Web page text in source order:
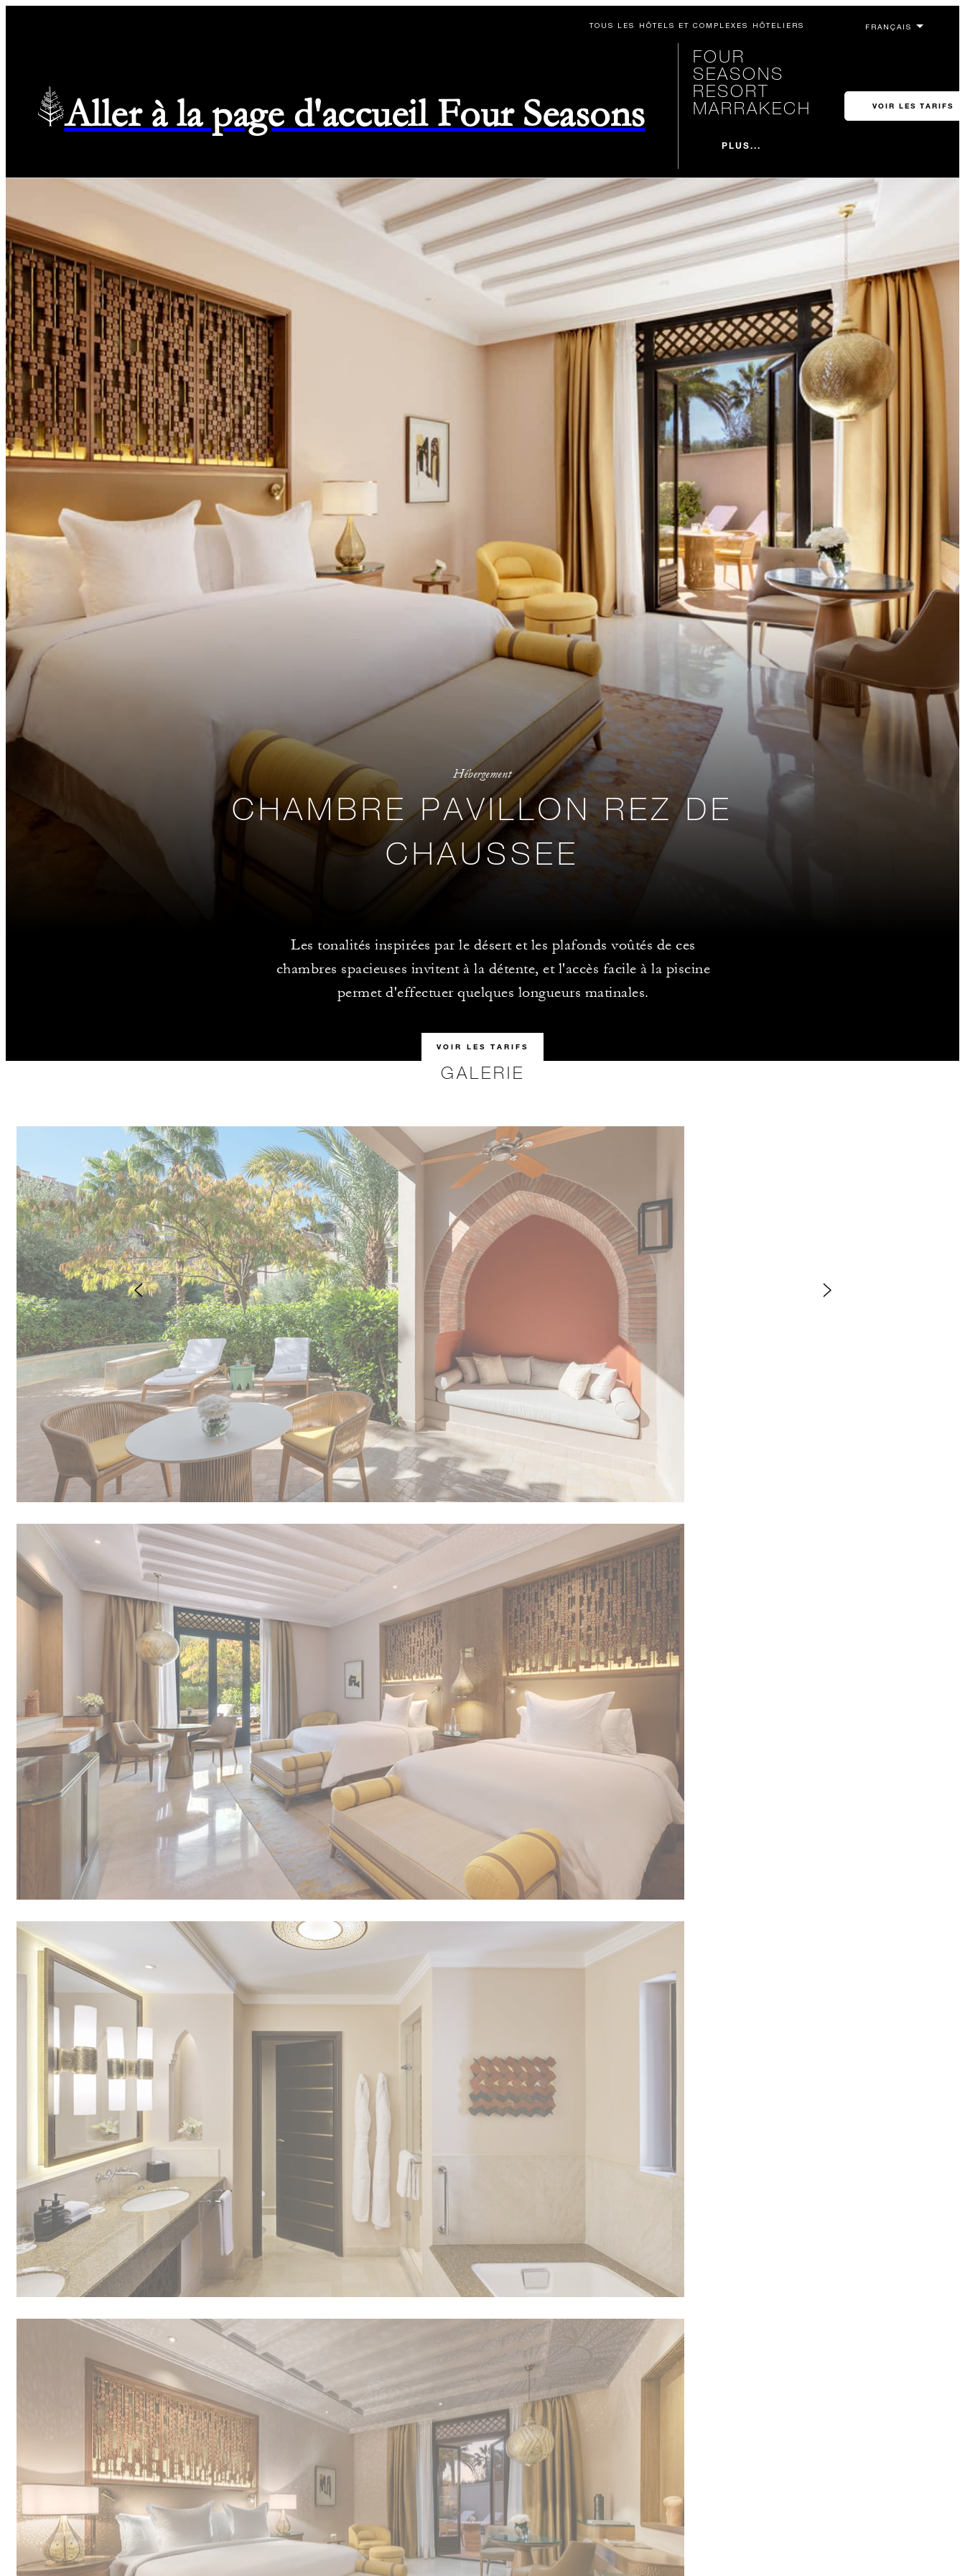
TOUS LES HÔTELS ET COMPLEXES HÔTELIERS
Aller à la page d'accueil Four Seasons
FOUR
SEASONS
RESORT
MARRAKECH
PLUS...
VOIR LES TARIFS
Hébergement
CHAMBRE PAVILLON REZ DE
CHAUSSEE
Les tonalités inspirées par le désert et les plafonds voûtés de ces
chambres spacieuses invitent à la détente, et l'accès facile à la piscine
permet d'effectuer quelques longueurs matinales.
VOIR LES TARIFS
GALERIE